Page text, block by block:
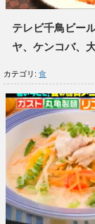
テレビ千鳥ビー
ヤ、ケンコバ、
カテゴリ: 食